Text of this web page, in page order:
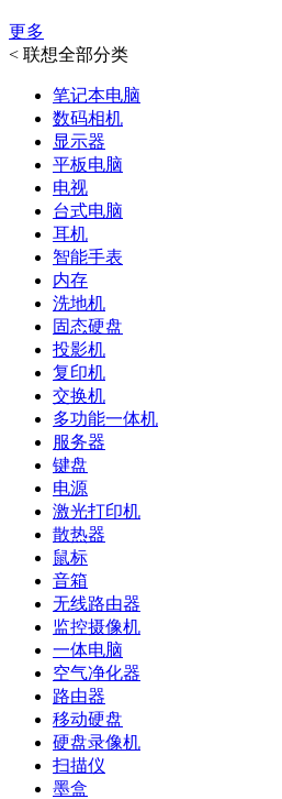
更多
< 联想全部分类
笔记本电脑
数码相机
显示器
平板电脑
电视
台式电脑
耳机
智能手表
内存
洗地机
固态硬盘
投影机
复印机
交换机
多功能一体机
服务器
键盘
电源
激光打印机
散热器
鼠标
音箱
无线路由器
监控摄像机
一体电脑
空气净化器
路由器
移动硬盘
硬盘录像机
扫描仪
墨盒